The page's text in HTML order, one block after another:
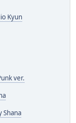
Kyun
ver.
Shana